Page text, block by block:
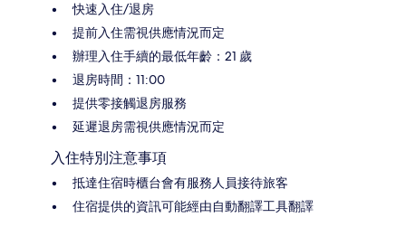
快速入住/退房
提前入住需視供應情況而定
辦理入住手續的最低年齡：21 歲
退房時間：11:00
提供零接觸退房服務
延遲退房需視供應情況而定
入住特別注意事項
抵達住宿時櫃台會有服務人員接待旅客
住宿提供的資訊可能經由自動翻譯工具翻譯